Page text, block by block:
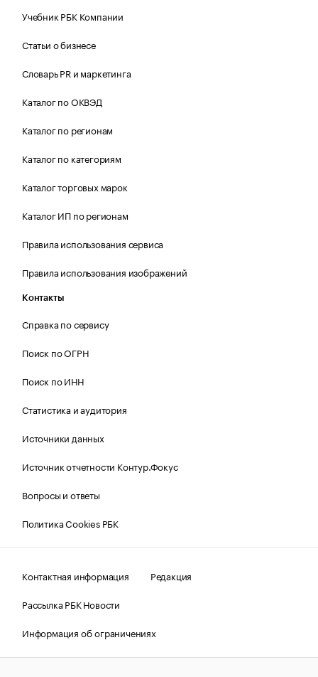
Учебник РБК Компании
Статьи о бизнесе
Словарь PR и маркетинга
Каталог по ОКВЭД
Каталог по регионам
Каталог по категориям
Каталог торговых марок
Каталог ИП по регионам
Правила использования сервиса
Правила использования изображений
Контакты
Справка по сервису
Поиск по ОГРН
Поиск по ИНН
Статистика и аудитория
Источники данных
Источник отчетности Контур.Фокус
Вопросы и ответы
Политика Cookies РБК
Контактная информация
Редакция
Рассылка РБК Новости
Информация об ограничениях
Правовая информация
О соблюдении авторских прав